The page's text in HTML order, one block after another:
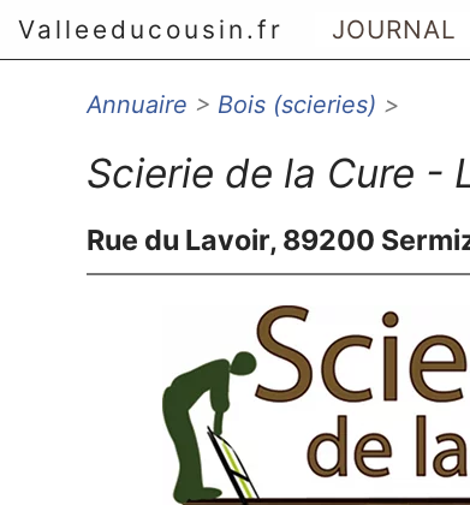
Valleeducousin.fr JOURNAL
Aller au menu principal
Aller au menu secondaire
Annuaire > Bois (scieries) >
Scierie de la Cure -
Rue du Lavoir, 89200